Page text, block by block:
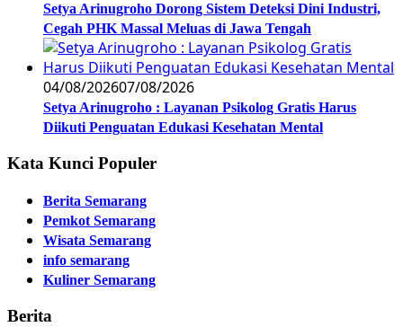
Setya Arinugroho Dorong Sistem Deteksi Dini Industri,
Cegah PHK Massal Meluas di Jawa Tengah
04/08/202607/08/2026
Setya Arinugroho : Layanan Psikolog Gratis Harus
Diikuti Penguatan Edukasi Kesehatan Mental
Kata Kunci Populer
Berita Semarang
Pemkot Semarang
Wisata Semarang
info semarang
Kuliner Semarang
Berita